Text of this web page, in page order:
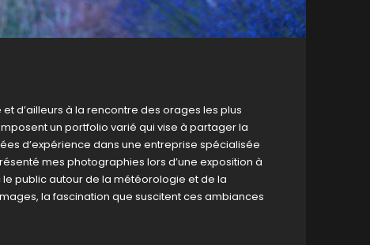
d’ailleurs à la rencontre des orages les plus
un portfolio varié qui vise à partager la
d’expérience dans une entreprise spécialisée
mes photographies lors d’une exposition à
public autour de la météorologie et de la
la fascination que suscitent ces ambiances